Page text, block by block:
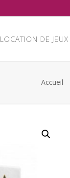
LOCATION DE JEUX
Accueil